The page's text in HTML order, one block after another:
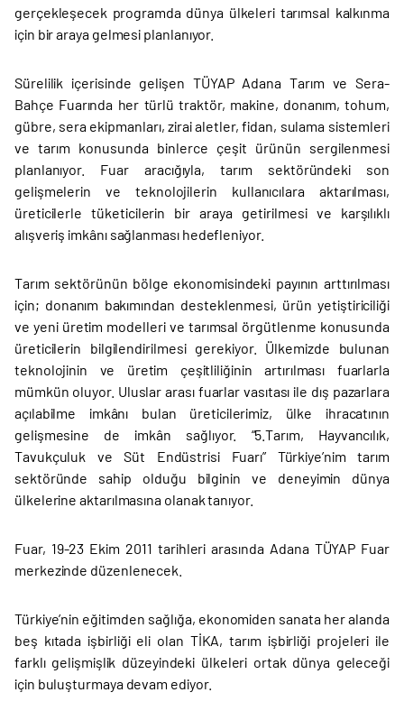
gerçekleşecek programda dünya ülkeleri tarımsal kalkınma
için bir araya gelmesi planlanıyor.
Sürelilik içerisinde gelişen TÜYAP Adana Tarım ve Sera-
Bahçe Fuarında her türlü traktör, makine, donanım, tohum,
gübre, sera ekipmanları, zirai aletler, fidan, sulama sistemleri
ve tarım konusunda binlerce çeşit ürünün sergilenmesi
planlanıyor. Fuar aracığıyla, tarım sektöründeki son
gelişmelerin ve teknolojilerin kullanıcılara aktarılması,
üreticilerle tüketicilerin bir araya getirilmesi ve karşılıklı
alışveriş imkânı sağlanması hedefleniyor.
Tarım sektörünün bölge ekonomisindeki payının arttırılması
için; donanım bakımından desteklenmesi, ürün yetiştiriciliği
ve yeni üretim modelleri ve tarımsal örgütlenme konusunda
üreticilerin bilgilendirilmesi gerekiyor. Ülkemizde bulunan
teknolojinin ve üretim çeşitliliğinin artırılması fuarlarla
mümkün oluyor. Uluslar arası fuarlar vasıtası ile dış pazarlara
açılabilme imkânı bulan üreticilerimiz, ülke ihracatının
gelişmesine de imkân sağlıyor. “5.Tarım, Hayvancılık,
Tavukçuluk ve Süt Endüstrisi Fuarı” Türkiye’nim tarım
sektöründe sahip olduğu bilginin ve deneyimin dünya
ülkelerine aktarılmasına olanak tanıyor.
Fuar, 19-23 Ekim 2011 tarihleri arasında Adana TÜYAP Fuar
merkezinde düzenlenecek.
Türkiye’nin eğitimden sağlığa, ekonomiden sanata her alanda
beş kıtada işbirliği eli olan TİKA, tarım işbirliği projeleri ile
farklı gelişmişlik düzeyindeki ülkeleri ortak dünya geleceği
için buluşturmaya devam ediyor.